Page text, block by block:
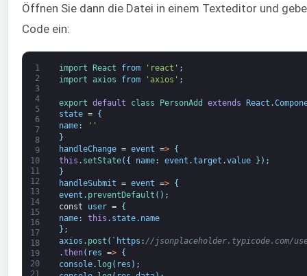
Öffnen Sie dann die Datei in einem Texteditor und
Code ein:
1
2
3
4
5
6
7
8
9
10
11
12
13
14
15
16
17
18
19
20
import React from 'react' ;
import axios from 'axios' ;
export default class PersonAdd extends React .
state =
{
name:
''
}
handleChange = event =>
{
this . setState( { name: event .target .value } ) ;
}
handleSubmit = event =>
{
event . preventDefault ( ) ;
const
user =
{
name: this . state. name
} ;
axios . post ( ` https : //jsonplaceholder.typicode.com/
.then( res =>
{
console. log ( res ) ;